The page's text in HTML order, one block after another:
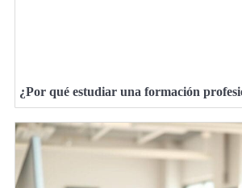
¿Por qué estudiar una formación